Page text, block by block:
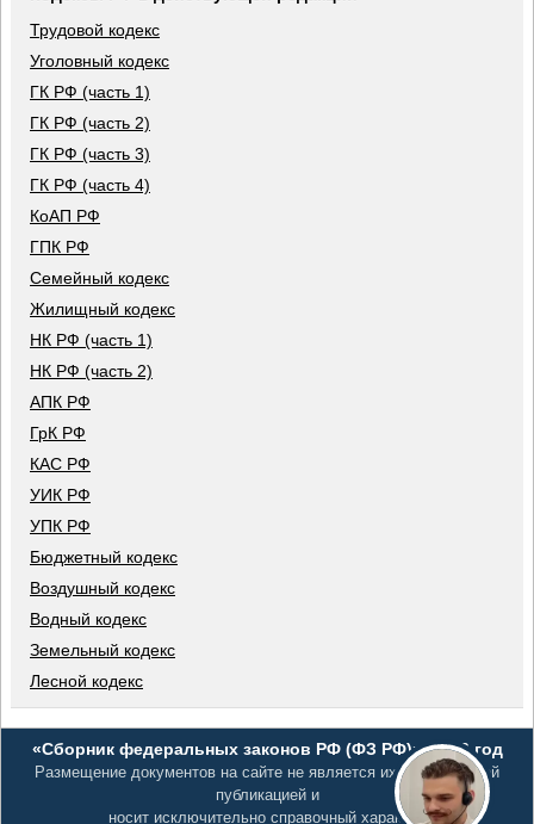
Трудовой кодекс
Уголовный кодекс
ГК РФ (часть 1)
ГК РФ (часть 2)
ГК РФ (часть 3)
ГК РФ (часть 4)
КоАП РФ
ГПК РФ
Семейный кодекс
Жилищный кодекс
НК РФ (часть 1)
НК РФ (часть 2)
АПК РФ
ГрК РФ
КАС РФ
УИК РФ
УПК РФ
Бюджетный кодекс
Воздушный кодекс
Водный кодекс
Земельный кодекс
Лесной кодекс
«Сборник федеральных законов РФ (ФЗ РФ)», 2026 год
Размещение документов на сайте не является их официальной
публикацией и
носит исключительно справочный характер